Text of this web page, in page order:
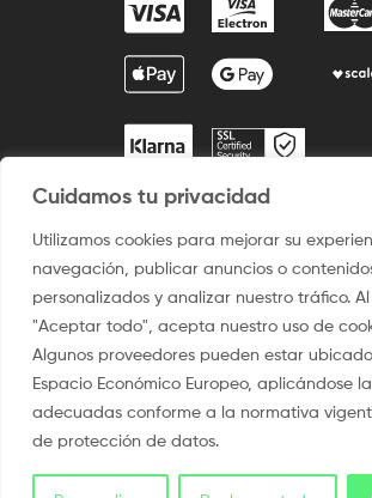
Cuidamos tu privacidad
Utilizamos cookies para mejorar su
navegación, publicar anuncios o
personalizados y analizar nuestro tráfico.
"Aceptar todo", acepta nuestro uso de
Algunos proveedores pueden estar
Espacio Económico Europeo, aplicándose
adecuadas conforme a la normativa
de protección de datos.
2009 / ©2025 Camisetaspersonalizadas.com.
reservados.
Aviso legal–Uso del sitio –Condiciones
de privacidad y Protección de Dato –